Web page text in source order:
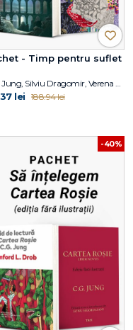
- Timp pentru suflet
C.G. Jung, Silviu Dragomir, Verena Kast
lei 188.94 lei
-40%